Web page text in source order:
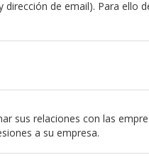
de email). Para ello
sus relaciones con las
a su empresa.